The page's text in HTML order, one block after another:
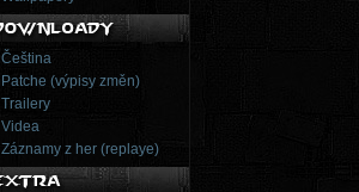
Čeština
Patche (výpisy změn)
Trailery
Videa
Záznamy z her (replaye)